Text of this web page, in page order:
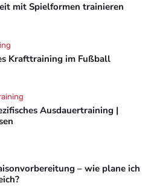
mit Spielformen trainieren
Krafttraining im Fußball
Ausdauertraining |
– wie plane ich